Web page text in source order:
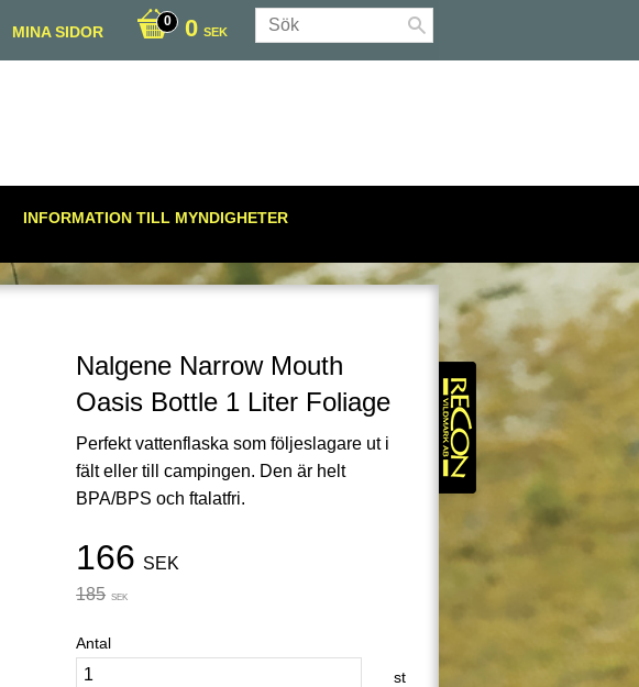
0 SEK
MINA SIDOR
INFORMATION TILL MYNDIGHETER
Nalgene Narrow Mouth
Oasis Bottle 1 Liter Foliage
Perfekt vattenflaska som följeslagare ut i
fält eller till campingen. Den är helt
BPA/BPS och ftalatfri.
Nedsatt pris:
166 SEK
Ordinarie pris:
185 SEK
Antal
st